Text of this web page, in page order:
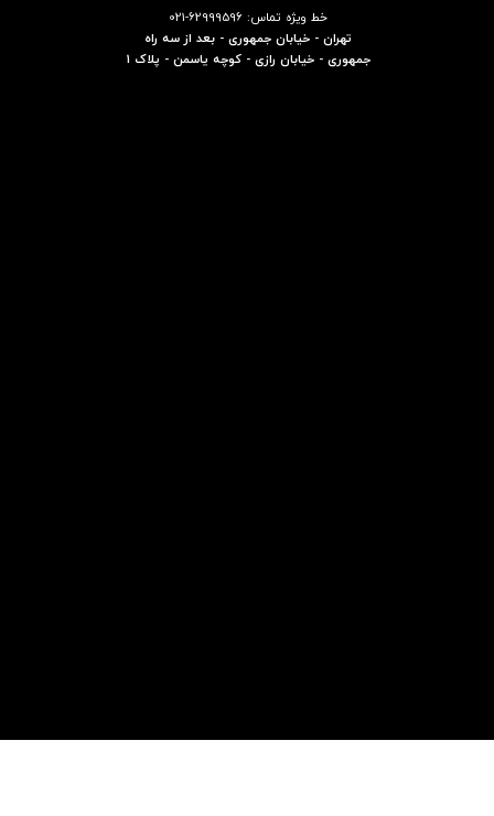
خط ویژه تماس: 62999596-021
تهران - خیابان جمهوری - بعد از سه راه
جمهوری - خیابان رازی - کوچه یاسمن - پلاک 1